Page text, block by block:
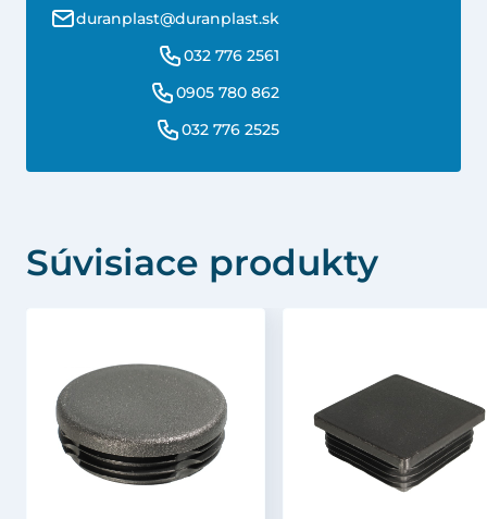
duranplast@duranplast.sk
032 776 2561
0905 780 862
032 776 2525
Súvisiace produkty